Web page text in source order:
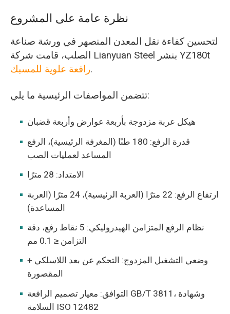
نظرة عامة على المشروع
لتحسين كفاءة نقل المعدن المنصهر في ورشة صناعة
الصلب، قامت شركة Lianyuan Steel بنشر YZ180t
رافعة علوية للمسبك.
تتضمن المواصفات الرئيسية ما يلي:
هيكل عربة مزدوجة بأربعة عوارض وأربعة قضبان
قدرة الرفع: 180 طنًا (المغرفة الرئيسية)، الرفع
المساعد لعمليات الصب
الامتداد: 28 مترًا
ارتفاع الرفع: 22 مترًا (العربة الرئيسية)، 24 مترًا (العربة
المساعدة)
نظام الرفع المتزامن الهيدروليكي: 5 نقاط رفع، دقة
التزامن ≤ 0.1 مم
وضعي التشغيل المزدوج: التحكم عن بعد اللاسلكي +
المقصورة
التوافق: معيار تصميم الرافعة GB/T 3811، وشهادة
السلامة ISO 12482